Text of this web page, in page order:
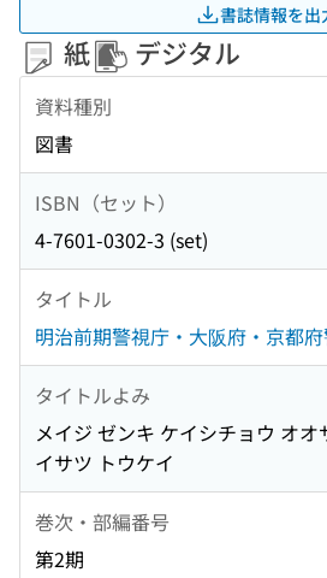
書誌情報を出
紙 デジタル
資料種別
図書
ISBN（セット）
4-7601-0302-3 (set)
タイトル
明治前期警視庁・大阪府・京都
タイトルよみ
メイジ ゼンキ ケイシチョウ オ
イサツ トウケイ
巻次・部編番号
第2期